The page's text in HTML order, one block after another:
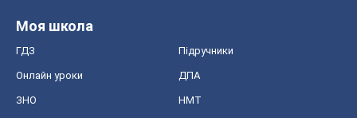
Моя школа
ГДЗ Підручники
Онлайн уроки ДПА
ЗНО НМТ